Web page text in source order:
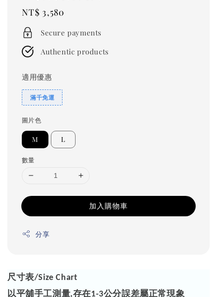
Regular
price
NT$ 3,580
Secure payments
Authentic products
適用優惠
滿千免運
圖片色
M L
數量
加入購物車
分享
尺寸表/Size Chart
以平舖手工測量,存在1-3公分誤差屬正常現象